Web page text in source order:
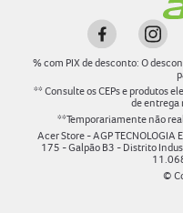
%com PIX de desconto: O
** Consulte os CEPs e produtos
de entrega
**Temporariamente não
Acer Store - AGP TECNOLOGIA
175 - Galpão B3 - Distrito
©